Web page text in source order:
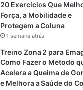
20 Exercícios Que
Força, a Mobilidade e
Protegem a Coluna
1 semana atrás
Treino Zona 2 para
Como Fazer o Método
Acelera a Queima de
e Melhora a Saúde do